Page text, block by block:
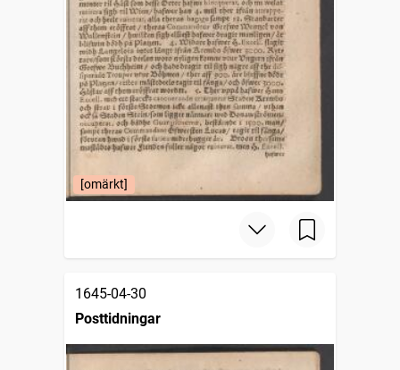
[omärkt]
1645-04-30
Posttidningar